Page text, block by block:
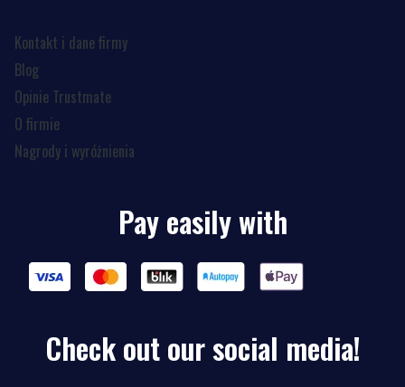
Kontakt i dane firmy
Blog
Opinie Trustmate
O firmie
Nagrody i wyróżnienia
Pay easily with
Check out our social media!